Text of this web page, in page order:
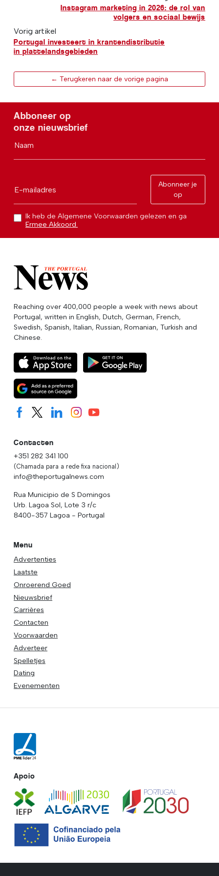
Instagram marketing in 2026: de rol van
volgers en sociaal bewijs
Vorig artikel
Portugal investeert in krantendistributie
in plattelandsgebieden
← Terugkeren naar de vorige pagina
Abboneer op
onze nieuwsbrief
Naam
E-mailadres
Abonneer je
op
Ik heb de Algemene Voorwaarden gelezen en ga
Ermee Akkoord.
Reaching over 400,000 people a week with news about
Portugal, written in English, Dutch, German, French,
Swedish, Spanish, Italian, Russian, Romanian, Turkish and
Chinese.
Contacten
+351 282 341 100
(Chamada para a rede fixa nacional)
info@theportugalnews.com
Rua Municipio de S Domingos
Urb. Lagoa Sol, Lote 3 r/c
8400-357 Lagoa - Portugal
Menu
Advertenties
Laatste
Onroerend Goed
Nieuwsbrief
Carrières
Contacten
Voorwaarden
Adverteer
Spelletjes
Dating
Evenementen
Apoio